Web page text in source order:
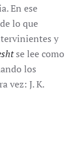
En ese
lo que
y
se lee como
los
vez: J. K.